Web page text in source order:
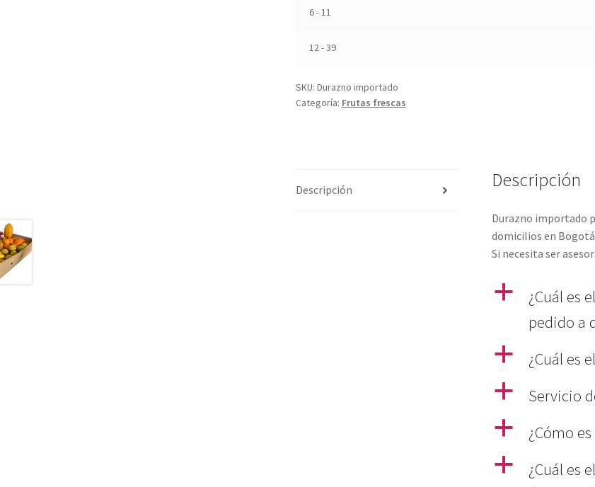
6 - 11
12 - 39
SKU: Durazno importado
Categoría: Frutas frescas
Descripción Descripción
Durazno importado
domicilios en
Si necesita ser
a
¿Cuál es
pedido a
a
¿Cuál es
a
Servicio
a
¿Cómo
a
¿Cuál es